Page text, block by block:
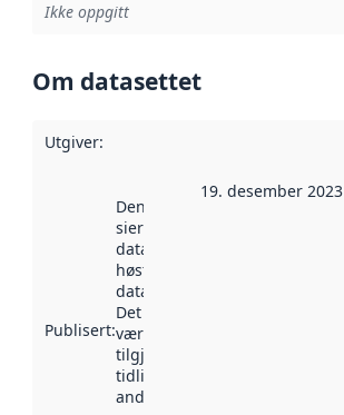
Ikke oppgitt
Om datasettet
Utgiver:
Publisert:
Denne datoen
sier når
datasettet ble
høstet av
data.norge.no.
Det kan ha
vært
tilgjengelig
tidligere
andre steder.
19. desember 2023